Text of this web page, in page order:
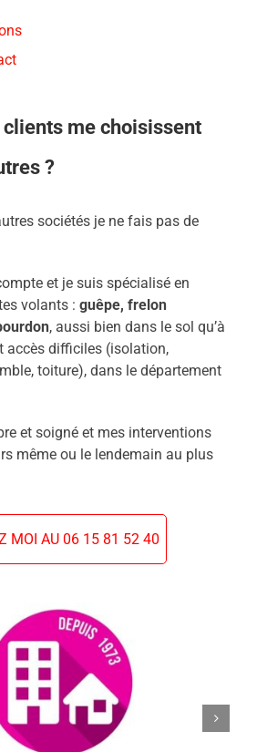
clients me choisissent
?
sociétés je ne fais pas de
et je suis spécialisé en
volants : guêpe, frelon
, aussi bien dans le sol qu’à
accès difficiles (isolation,
toiture), dans le département
et soigné et mes interventions
même ou le lendemain au plus
MOI AU 06 15 81 52 40